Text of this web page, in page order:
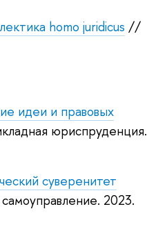
homo juridicus //
идеи и правовых
юриспруденция.
суверенитет
2023.